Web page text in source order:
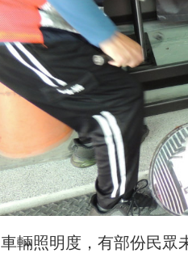
輛照明度，有部份民眾